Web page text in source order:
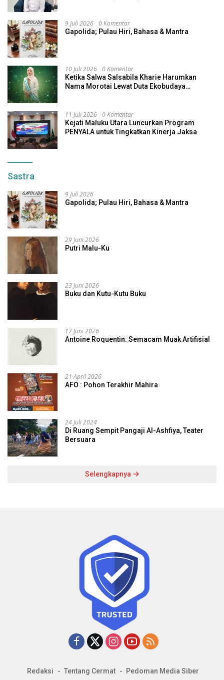
9 Juli 2026 0 Komentar
Gapolida; Pulau Hiri, Bahasa & Mantra
10 Juli 2026 0 Komentar
Ketika Salwa Salsabila Kharie Harumkan
Nama Morotai Lewat Duta Ekobudaya
11 Juli 2026 0 Komentar
Kejati Maluku Utara Luncurkan Program
PENYALA untuk Tingkatkan Kinerja Jaksa
Sastra
9 Juli 2026
Gapolida; Pulau Hiri, Bahasa & Mantra
29 Juni 2026
Putri Malu-Ku
23 Juni 2026
Buku dan Kutu-Kutu Buku
17 Juni 2026
Antoine Roquentin: Semacam Muak Artifisial
21 April 2026
AFO : Pohon Terakhir Mahira
24 Juli 2024
Di Ruang Sempit Pangaji Al-Ashfiya, Teater
Bersuara
Selengkapnya
Redaksi Tentang Cermat Pedoman Media Siber